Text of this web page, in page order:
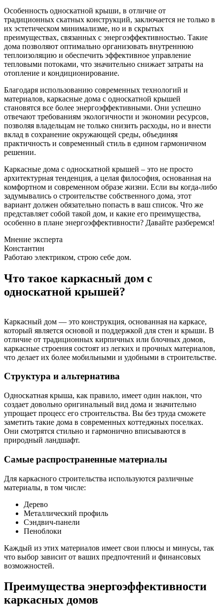
Особенность односкатной крыши, в отличие от
традиционных скатных конструкций, заключается не только в
их эстетическом минимализме, но и в скрытых
преимуществах, связанных с энергоэффективностью. Такие
дома позволяют оптимально организовать внутреннюю
теплоизоляцию и обеспечить эффективное управление
тепловыми потоками, что значительно снижает затраты на
отопление и кондиционирование.
Благодаря использованию современных технологий и
материалов, каркасные дома с односкатной крышей
становятся все более энергоэффективными. Они успешно
отвечают требованиям экологичности и экономии ресурсов,
позволяя владельцам не только снизить расходы, но и внести
вклад в сохранение окружающей среды, объединяя
практичность и современный стиль в едином гармоничном
решении.
Каркасные дома с односкатной крышей – это не просто
архитектурная тенденция, а целая философия, основанная на
комфортном и современном образе жизни. Если вы когда-либо
задумывались о строительстве собственного дома, этот
вариант должен обязательно попасть в ваш список. Что же
представляет собой такой дом, и какие его преимущества,
особенно в плане энергоэффективности? Давайте разберемся!
Мнение эксперта
Константин
Работаю электриком, строю себе дом.
Что такое каркасный дом с
односкатной крышей?
Каркасный дом — это конструкция, основанная на каркасе,
который является основой и поддержкой для стен и крыши. В
отличие от традиционных кирпичных или блочных домов,
каркасные строения состоят из легких и прочных материалов,
что делает их более мобильными и удобными в строительстве.
Структура и альтернатива
Односкатная крыша, как правило, имеет один наклон, что
создает довольно оригинальный вид дома и значительно
упрощает процесс его строительства. Вы без труда сможете
заметить такие дома в современных коттеджных поселках.
Они смотрятся стильно и гармонично вписываются в
природный ландшафт.
Самые распространенные материалы
Для каркасного строительства используются различные
материалы, в том числе:
Дерево
Металлический профиль
Сэндвич-панели
Пеноблоки
Каждый из этих материалов имеет свои плюсы и минусы, так
что выбор зависит от ваших предпочтений и финансовых
возможностей.
Преимущества энергоэффективности
каркасных домов